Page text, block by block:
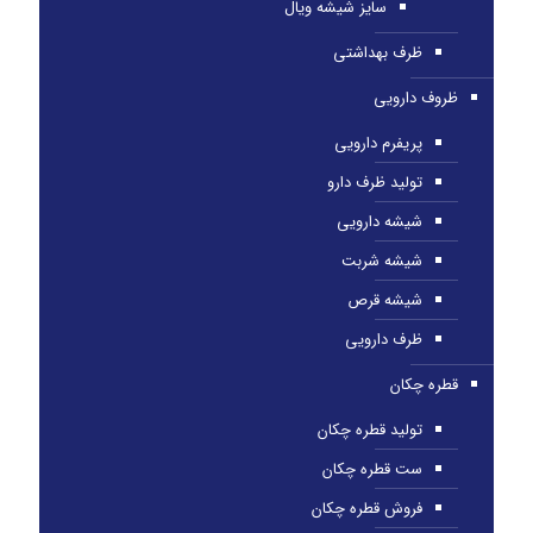
سایز شیشه ویال
ظرف بهداشتی
ظروف دارویی
پریفرم دارویی
تولید ظرف دارو
شیشه دارویی
شیشه شربت
شیشه قرص
ظرف دارویی
قطره چکان
تولید قطره چکان
ست قطره چکان
فروش قطره چکان